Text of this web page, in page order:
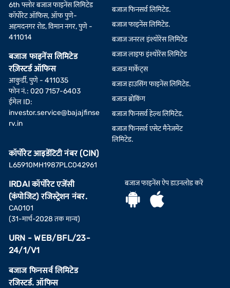
6th फ्लोर बजाज फाइनेंस लिमिटेड
कॉर्पोरेट ऑफिस, ऑफ पुणे-
अहमदनगर रोड, विमान नगर, पुणे -
411014
बजाज फाइनेंस लिमिटेड
रज़िस्टर्ड ऑफिस
आकुर्डी, पुणे - 411035
फोन नं.: 020 7157-6403
ईमेल ID:
investor.service@bajajfinse
rv.in
कॉर्पोरेट आइडेंटिटी नंबर (CIN)
L65910MH1987PLC042961
IRDAI कॉर्पोरेट एजेंसी
(कंपोजिट) रजिस्ट्रेशन नंबर.
CA0101
(31-मार्च-2028 तक मान्य)
URN - WEB/BFL/23-
24/1/V1
बजाज फिनसर्व लिमिटेड
रजिस्टर्ड. ऑफिस
बजाज फिनसर्व लिमिटेड.
बजाज फाइनेंस लिमिटेड.
बजाज जनरल इंश्योरेंस लिमिटेड
बजाज लाइफ इंश्योरेंस लिमिटेड
बजाज मार्केट्स
बजाज हाउसिंग फाइनेंस लिमिटेड.
बजाज ब्रोकिंग
बजाज फिनसर्व हेल्थ लिमिटेड.
बजाज फिनसर्व एसेट मैनेजमेंट
लिमिटेड.
बजाज फाइनेंस ऐप डाउनलोड करें